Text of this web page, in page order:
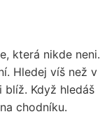
která nikde neni.
Hledej víš než v
blíž. Když hledáš
chodníku.